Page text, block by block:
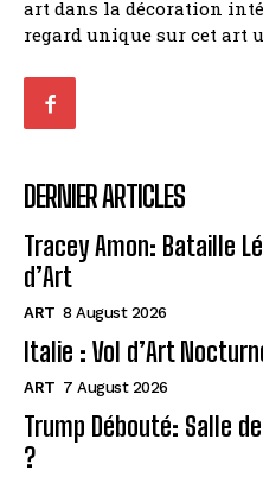
art dans la décoration
regard unique sur cet art
DERNIER ARTICLES
Tracey Amon: Bataille
d’Art
ART 8 August 2026
Italie : Vol d’Art
ART 7 August 2026
Trump Débouté: Salle
?